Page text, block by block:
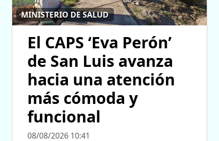
MINISTERIO DE SALUD
El CAPS ‘Eva Perón’
de San Luis avanza
hacia una atención
más cómoda y
funcional
08/08/2026 10:41